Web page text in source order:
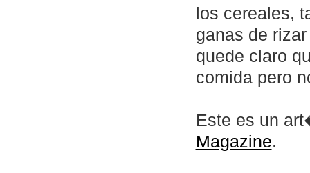
los cereales,
ganas de
quede claro
comida pero
Este es un
Magazine.